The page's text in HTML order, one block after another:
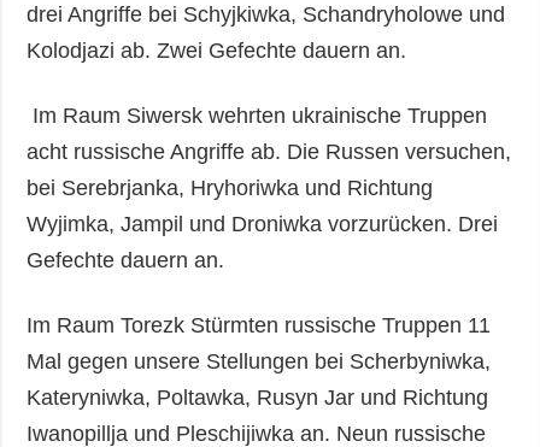
drei Angriffe bei Schyjkiwka, Schandryholowe und
Kolodjazi ab. Zwei Gefechte dauern an.
Im Raum Siwersk wehrten ukrainische Truppen
acht russische Angriffe ab. Die Russen versuchen,
bei Serebrjanka, Hryhoriwka und Richtung
Wyjimka, Jampil und Droniwka vorzurücken. Drei
Gefechte dauern an.
Im Raum Torezk Stürmten russische Truppen 11
Mal gegen unsere Stellungen bei Scherbyniwka,
Kateryniwka, Poltawka, Rusyn Jar und Richtung
Iwanopillja und Pleschijiwka an. Neun russische